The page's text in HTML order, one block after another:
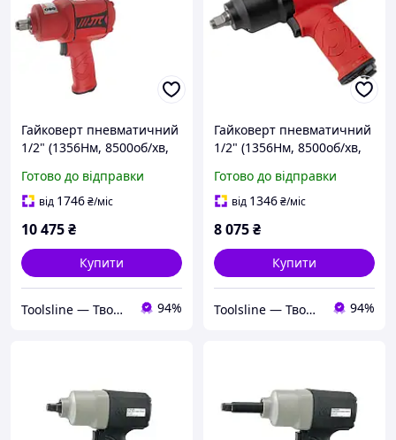
Гайковерт пневматичний
1/2" (1356Нм, 8500об/хв,
композитний корпус 7657
JTC
Готово до відправки
від 1746₴/міс
10 475₴
Купити
Toolsline — Твоя лінія інструменту 94%
Гайковерт пневматичний
1/2" (1356Нм, 8500об/хв,
композитний корпус
Готово до відправки
від 1346₴/міс
8 075₴
Купити
Toolsline — Твоя лінія інструменту 94%